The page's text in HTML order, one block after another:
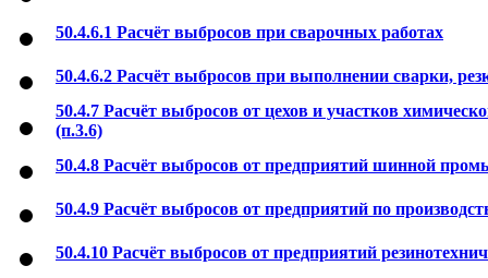
50.4.6.1 Расчёт выбросов при сварочных работах
50.4.6.2 Расчёт выбросов при выполнении сварки,
50.4.7 Расчёт выбросов от цехов и участков
(п.3.6)
50.4.8 Расчёт выбросов от предприятий шинной
50.4.9 Расчёт выбросов от предприятий по
50.4.10 Расчёт выбросов от предприятий